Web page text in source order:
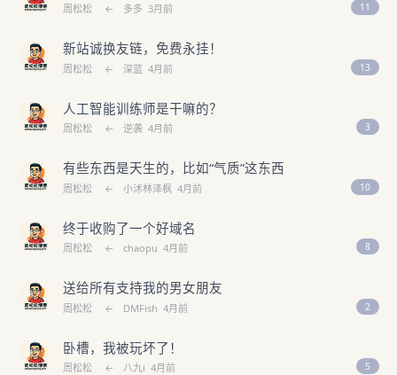
周松松 ← 多多 3月前 11
新站诚换友链，免费永挂！
周松松 ← 深蓝 4月前 13
人工智能训练师是干嘛的？
周松松 ← 逆袭 4月前 3
有些东西是天生的，比如“气质”这东西
周松松 ← 小沭林泽枫 4月前 10
终于收购了一个好域名
周松松 ← chaopu 4月前 8
送给所有支持我的男女朋友
周松松 ← DMFish 4月前 2
卧槽，我被玩坏了！
周松松 ← 八九i 4月前 5